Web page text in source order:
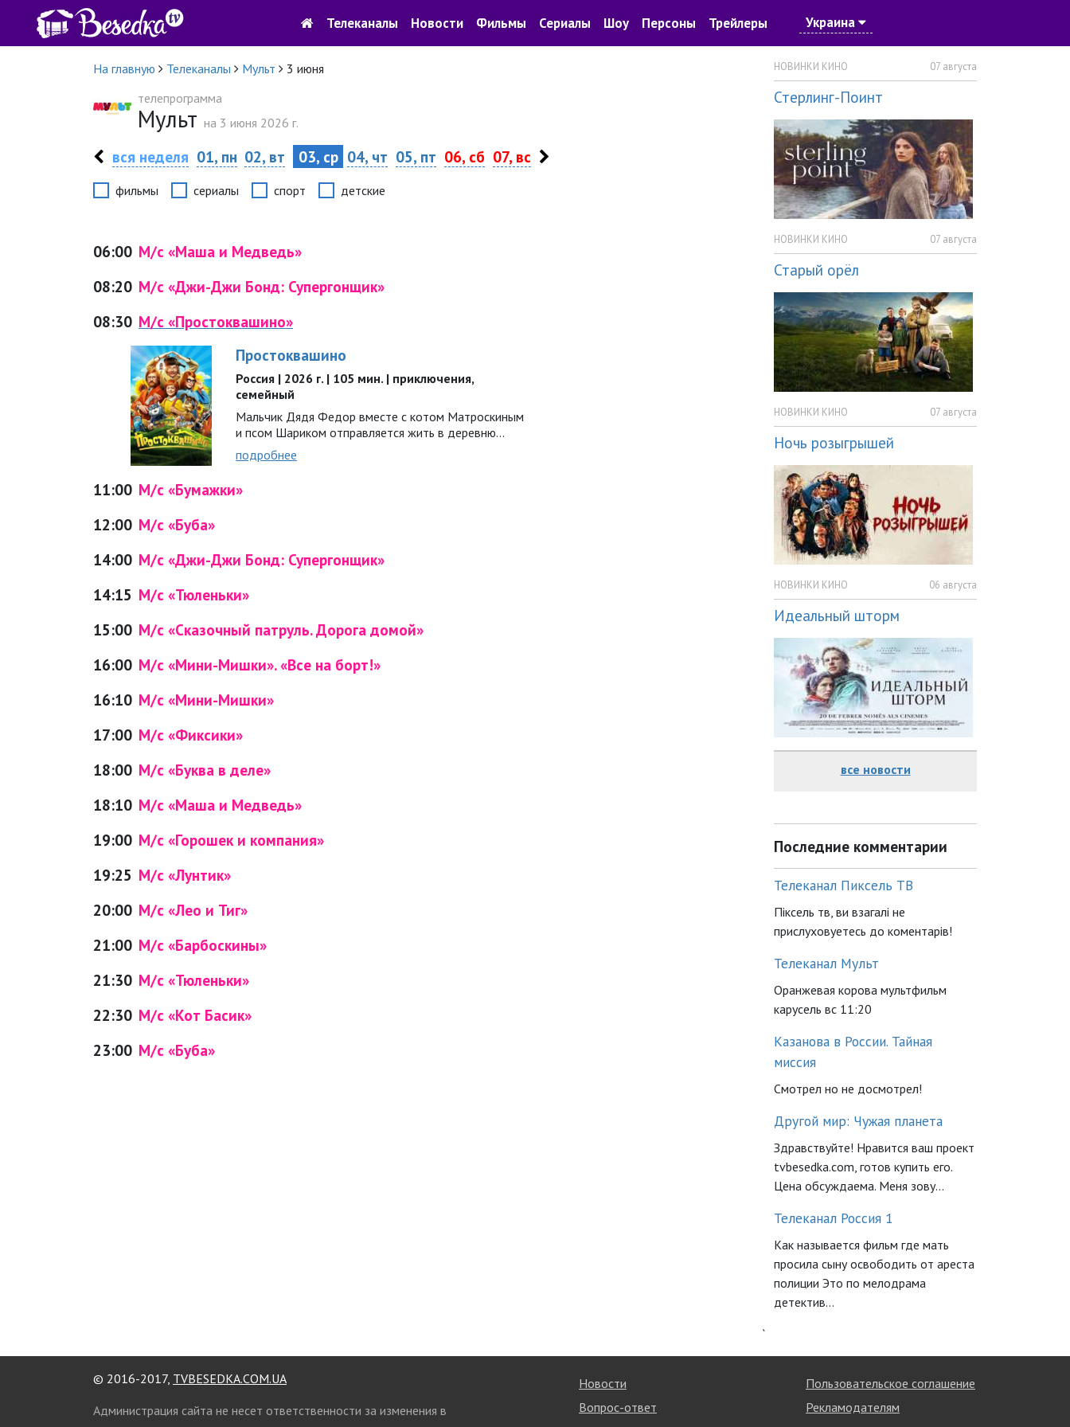
Телеканалы Новости Фильмы Сериалы Шоу Персоны Трейлеры Украина
На главную Телеканалы Мульт
3 июня
телепрограмма
Мульт на 3 июня 2026 г.
вся неделя 01, пн 02, вт 03, ср 04, чт 05, пт 06, сб 07, вс
фильмы сериалы спорт детские
06:00 М/с «Маша и Медведь»
08:20 М/с «Джи-Джи Бонд: Супергонщик»
08:30 М/с «Простоквашино»
Простоквашино
Россия | 2026 г. | 105 мин. | приключения,
семейный
Мальчик Дядя Федор вместе с котом Матроскиным
и псом Шариком отправляется жить в деревню…
подробнее
11:00 М/с «Бумажки»
12:00 М/с «Буба»
14:00 М/с «Джи-Джи Бонд: Супергонщик»
14:15 М/с «Тюленьки»
15:00 М/с «Сказочный патруль. Дорога домой»
16:00 М/с «Мини-Мишки». «Все на борт!»
16:10 М/с «Мини-Мишки»
17:00 М/с «Фиксики»
18:00 М/с «Буква в деле»
18:10 М/с «Маша и Медведь»
19:00 М/с «Горошек и компания»
19:25 М/с «Лунтик»
20:00 М/с «Лео и Тиг»
21:00 М/с «Барбоскины»
21:30 М/с «Тюленьки»
22:30 М/с «Кот Басик»
23:00 М/с «Буба»
НОВИНКИ КИНО 07 августа
Стерлинг-Поинт
НОВИНКИ КИНО 07 августа
Старый орёл
НОВИНКИ КИНО 07 августа
Ночь розыгрышей
НОВИНКИ КИНО 06 августа
Идеальный шторм
все новости
Последние комментарии
Телеканал Пиксель ТВ
Піксель тв, ви взагалі не
прислуховуетесь до коментарів!
Телеканал Мульт
Оранжевая корова мультфильм
карусель вс 11:20
Казанова в России. Тайная
миссия
Смотрел но не досмотрел!
Другой мир: Чужая планета
Здравствуйте! Нравится ваш проект
tvbesedka.com, готов купить его.
Цена обсуждаема. Меня зову...
Телеканал Россия 1
Как называется фильм где мать
просила сыну освободить от ареста
полиции Это по мелодрама
детектив...
`
© 2016-2017, TVBESEDKA.COM.UA
Администрация сайта не несет ответственности за изменения в
Новости
Вопрос-ответ
Пользовательское соглашение
Рекламодателям